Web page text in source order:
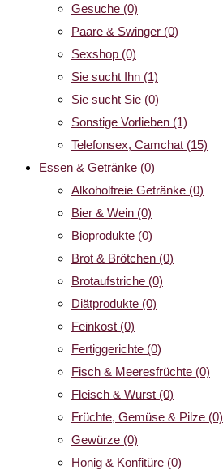
Gesuche (0)
Paare & Swinger (0)
Sexshop (0)
Sie sucht Ihn (1)
Sie sucht Sie (0)
Sonstige Vorlieben (1)
Telefonsex, Camchat (15)
Essen & Getränke (0)
Alkoholfreie Getränke (0)
Bier & Wein (0)
Bioprodukte (0)
Brot & Brötchen (0)
Brotaufstriche (0)
Diätprodukte (0)
Feinkost (0)
Fertiggerichte (0)
Fisch & Meeresfrüchte (0)
Fleisch & Wurst (0)
Früchte, Gemüse & Pilze (0)
Gewürze (0)
Honig & Konfitüre (0)